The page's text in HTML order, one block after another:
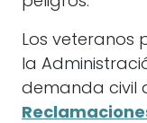
Los veteranos
la
demanda civil